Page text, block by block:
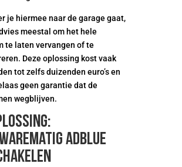
je hiermee naar de garage gaat,
meestal om het hele
te laten vervangen of te
Deze oplossing kost vaak
tot zelfs duizenden euro’s en
geen garantie dat de
wegblijven.
Adblue